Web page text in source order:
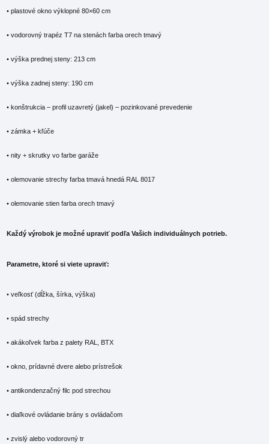
• plastové okno výklopné 80×60 cm
• vodorovný trapéz T7 na stenách farba orech tmavý
• výška prednej steny: 213 cm
• výška zadnej steny: 190 cm
• konštrukcia – profil uzavretý (jakel) – pozinkované prevedenie
• zámka + kľúče
• nity + skrutky vo farbe garáže
• olemovanie strechy farba tmavá hnedá RAL 8017
• olemovanie stien farba orech tmavý
Každý výrobok je možné upraviť podľa Vašich individuálnych potrieb.
Parametre, ktoré si viete upraviť:
• veľkosť (dĺžka, šírka, výška)
• spád strechy
• akákoľvek farba z palety RAL, BTX
• okno, prídavné dvere alebo prístrešok
• antikondenzačný filc pod strechou
• diaľkové ovládanie brány s ovládačom
• zvislý alebo vodorovný tr